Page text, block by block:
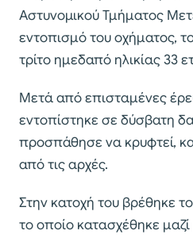
Αστυνομικού Τμήματος
εντοπισμό του οχήματος,
τρίτο ημεδαπό ηλικίας 33
Μετά από επισταμένες
εντοπίστηκε σε δύσβατη
προσπάθησε να κρυφτεί,
από τις αρχές.
Στην κατοχή του βρέθηκε
το οποίο κατασχέθηκε